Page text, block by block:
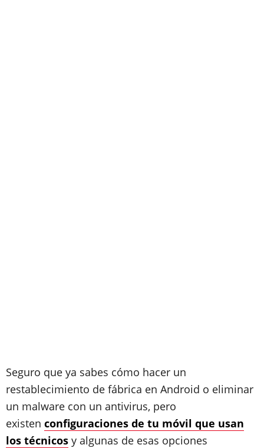
Seguro que ya sabes cómo hacer un
restablecimiento de fábrica en Android o eliminar
un malware con un antivirus, pero
existen configuraciones de tu móvil que usan
los técnicos y algunas de esas opciones